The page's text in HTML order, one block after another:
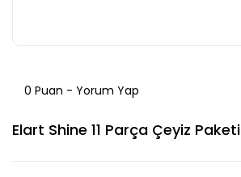
0 Puan - Yorum Yap
Elart Shine 11 Parça Çeyiz Paketi